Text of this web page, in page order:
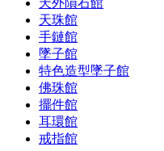
天外隕石館
天珠館
手鏈館
墜子館
特色造型墜子館
佛珠館
擺件館
耳環館
戒指館